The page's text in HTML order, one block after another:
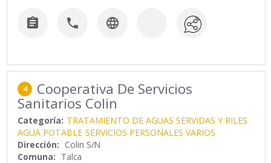
  
4 Cooperativa De Servicios
Sanitarios Colin
Categoría: TRATAMIENTO DE AGUAS SERVIDAS Y RILES
AGUA POTABLE SERVICIOS PERSONALES VARIOS
Dirección: Colin S/N
Comuna: Talca